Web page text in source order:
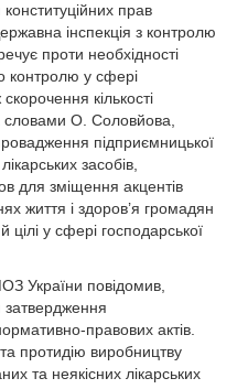
прав
інспекція з контролю
проти необхідності
контролю у сфері
кількості
словами О. Соловйова,
підприємницької
засобів,
для зміщення акцентів
життя і здоров’я громадян
цілі у сфері господарської
України повідомив,
правових актів.
протидію виробництву
та неякісних лікарських